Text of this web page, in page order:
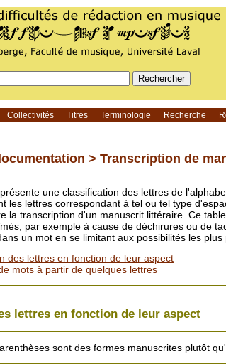
Collectivités Titres Terminologie Recherche
> Transcription de
une classification des lettres de
les lettres correspondant à tel ou tel type
la transcription d'un manuscrit littéraire. Ce
par exemple à cause de déchirures ou de
un mot en se limitant aux possibilités les plus
des lettres en fonction de leur aspect
mots à partir de quelques lettres
lettres en fonction de leur aspect
sont des formes manuscrites plutôt